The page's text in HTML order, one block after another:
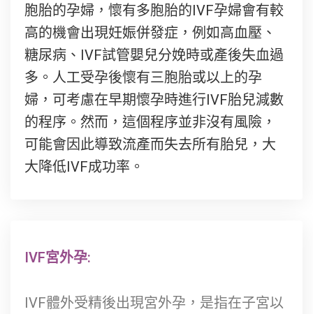
胞胎的孕婦，懷有多胞胎的IVF孕婦會有較
高的機會出現妊娠併發症，例如高血壓、
糖尿病、IVF試管嬰兒分娩時或產後失血過
多。人工受孕後懷有三胞胎或以上的孕
婦，可考慮在早期懷孕時進行IVF胎兒減數
的程序。然而，這個程序並非沒有風險，
可能會因此導致流產而失去所有胎兒，大
大降低IVF成功率。
IVF宮外孕:
IVF體外受精後出現宮外孕，是指在子宮以